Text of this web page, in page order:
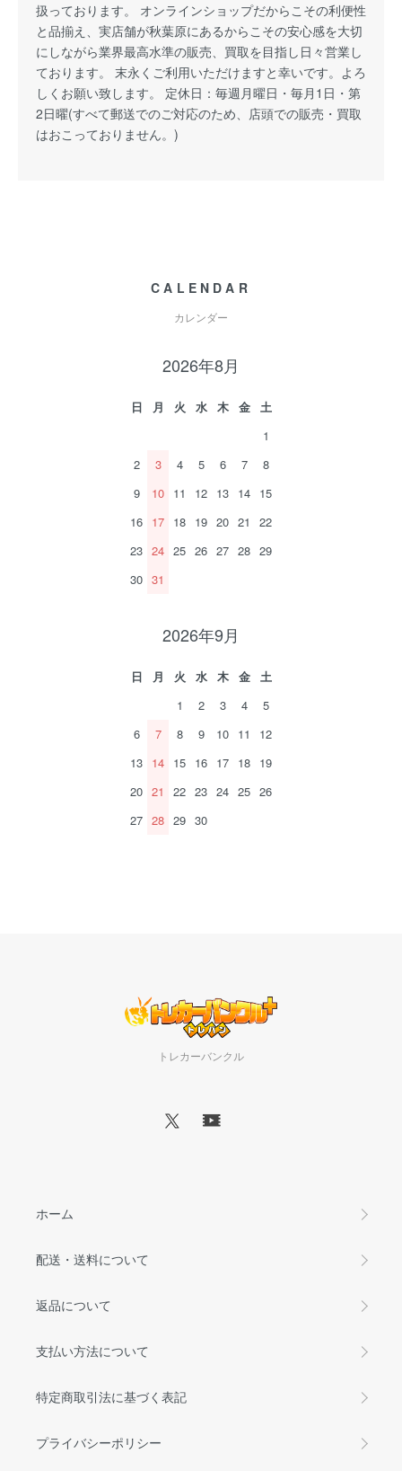
扱っております。 オンラインショップだからこその利便性
と品揃え、実店舗が秋葉原にあるからこその安心感を大切
にしながら業界最高水準の販売、買取を目指し日々営業し
ております。 末永くご利用いただけますと幸いです。よろ
しくお願い致します。 定休日：毎週月曜日・毎月1日・第
2日曜(すべて郵送でのご対応のため、店頭での販売・買取
はおこっておりません。)
CALENDAR
カレンダー
2026年8月
日 月 火 水 木 金
土
1
2
3 4 5 6 7
8
9
10 11 12 13 14 15
16 17 18 19 20 21
22
23 24 25 26 27 28 29
30 31
2026年9月
日 月 火 水 木 金
土
1
2 3 4
5
6
7 8 9 10 11
12
13 14 15 16 17 18 19
20 21 22 23 24 25 26
27 28 29 30
トレカーバンクル
ホーム
配送・送料について
返品について
支払い方法について
特定商取引法に基づく表記
プライバシーポリシー